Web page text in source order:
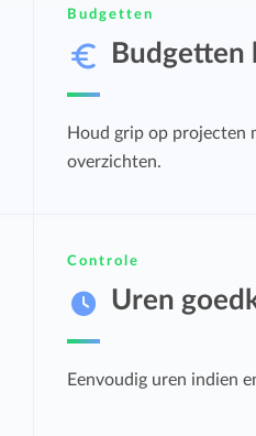
Budgetten
Budgetten
Houd grip op projecten
overzichten.
Controle
Uren
Eenvoudig uren indien